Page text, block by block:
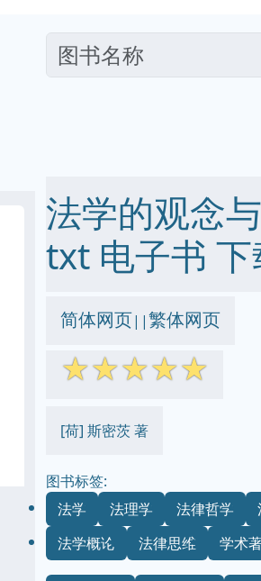
法学的观念
txt 电子书
简体网页||繁体网页
☆☆☆☆☆
[荷] 斯密茨 著
图书标签:
法学
法理学 法律哲学
法学概论
法律思维 学术